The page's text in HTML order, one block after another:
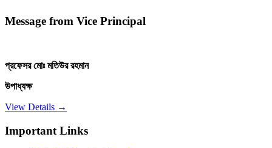
Message from Vice Principal
প্রফেসর মোঃ মতিউর রহমান
উপাধ্যক্ষ
View Details →
Important Links